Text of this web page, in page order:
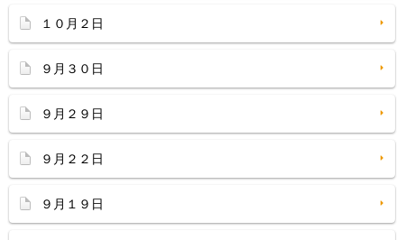
１０月２日
９月３０日
９月２９日
９月２２日
９月１９日